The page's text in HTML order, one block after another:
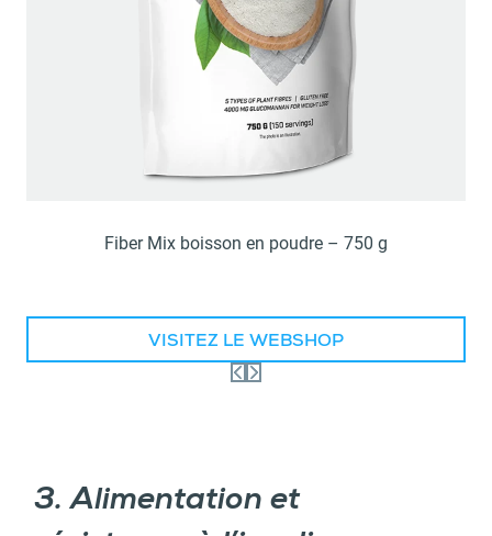
Fiber Mix boisson en poudre – 750 g
VISITEZ LE WEBSHOP
3. Alimentation et